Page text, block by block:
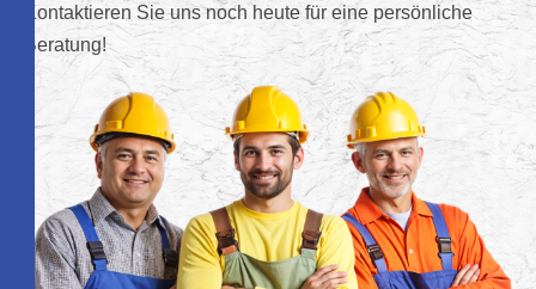
Kontaktieren Sie uns noch heute für eine persönliche
Beratung!